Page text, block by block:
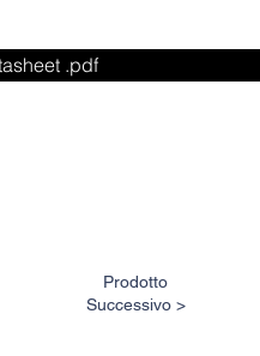
.pdf
Prodotto
Successivo >